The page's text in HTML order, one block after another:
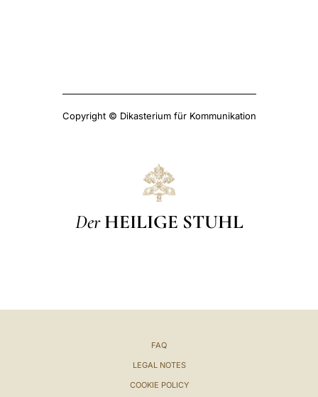
Copyright © Dikasterium für Kommunikation
Der HEILIGE STUHL
FAQ
LEGAL NOTES
COOKIE POLICY